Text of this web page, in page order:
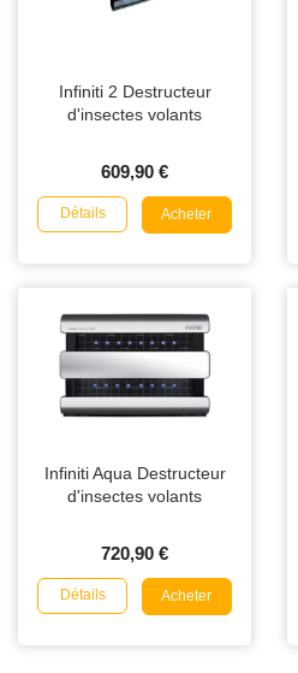
Infiniti 2 Destructeur
d'insectes volants
609,90 €
Détails Acheter
Infiniti Aqua Destructeur
d'insectes volants
720,90 €
Détails Acheter